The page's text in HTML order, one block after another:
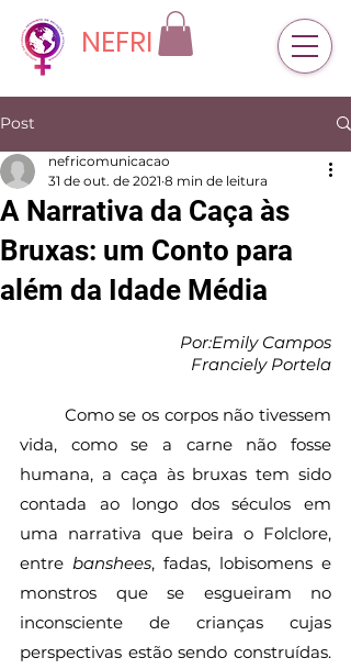
NEFRI
Post
A Narrativa da Caça às
Bruxas: um Conto para
além da Idade Média
nefricomunicacao
31 de out. de 2021 8 min de leitura
Por:Emily Campos
Franciely Portela
vida, como se a carne não fosse
humana, a caça às bruxas tem sido
contada ao longo dos séculos em
uma narrativa que beira o Folclore,
entre banshees, fadas, lobisomens e
monstros que se esgueiram no
inconsciente de crianças cujas
perspectivas estão sendo construídas.